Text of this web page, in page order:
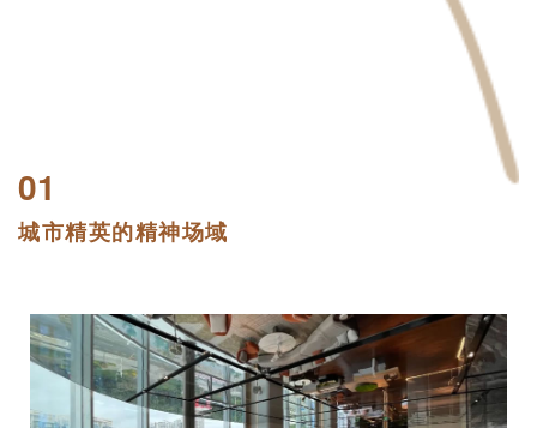
01
城市精英的精神场域